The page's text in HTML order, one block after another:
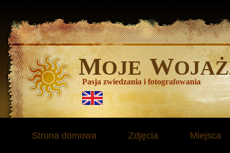
MOJE W
Pasja zwiedzania i fotografowania
Strona domowa Zdjęcia Miejsca